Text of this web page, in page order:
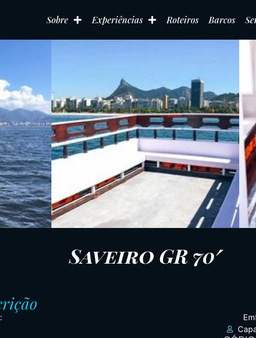
Sobre Experiências Roteiros Barcos
Saveiro GR 70′